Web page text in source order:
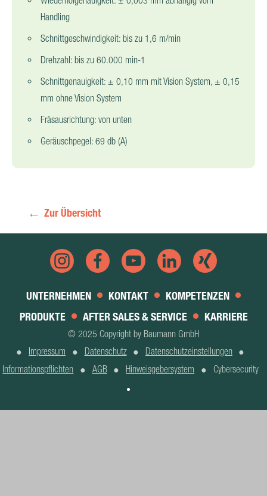
Handling
Schnittgeschwindigkeit: bis zu 1,6 m/min
Drehzahl: bis zu 60.000 min-1
Schnittgenauigkeit: ± 0,10 mm mit Vision System, ± 0,15
mm ohne Vision System
Fräsausrichtung: von unten
Geräuschpegel: 69 db (A)
Zur Übersicht
UNTERNEHMEN KONTAKT
KOMPETENZEN
PRODUKTE
AFTER SALES & SERVICE KARRIERE
© 2025 Copyright by Baumann GmbH
Impressum
Datenschutz
Datenschutzeinstellungen
Informationspflichten
AGB Hinweisgebersystem Cybersecurity